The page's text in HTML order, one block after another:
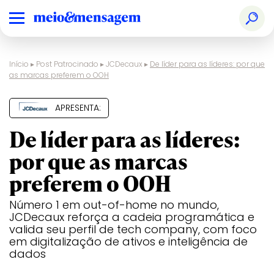
Início ▸ Post Patrocinado ▸JCDecaux ▸ De líder para as líderes: por que
as marcas preferem o OOH
APRESENTA:
De líder para as líderes:
por que as marcas
preferem o OOH
Número 1 em out-of-home no mundo,
JCDecaux reforça a cadeia programática e
valida seu perfil de tech company, com foco
em digitalização de ativos e inteligência de
dados